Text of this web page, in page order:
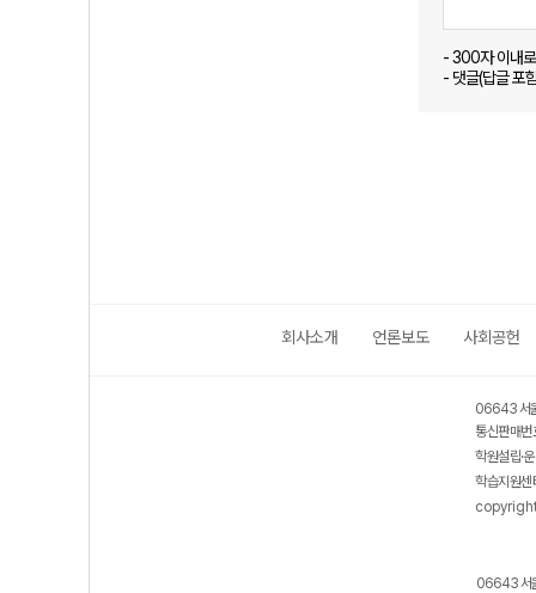
- 300자 이내
- 댓글(답글 포
회사소개 언론보도 사회공헌
06643 서
통신판매
학원설립·
학습지원
06643 서